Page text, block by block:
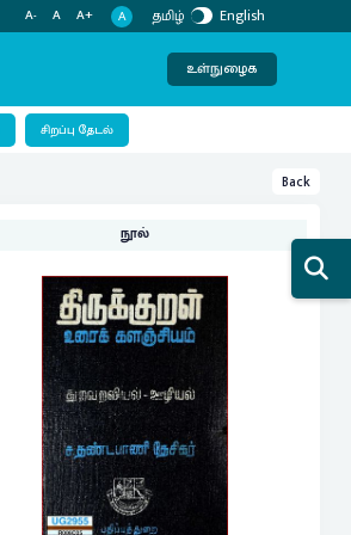
A- A A+ A தமிழ் English
உள்நுழைக
சிறப்பு தேடல்
Back
நூல்